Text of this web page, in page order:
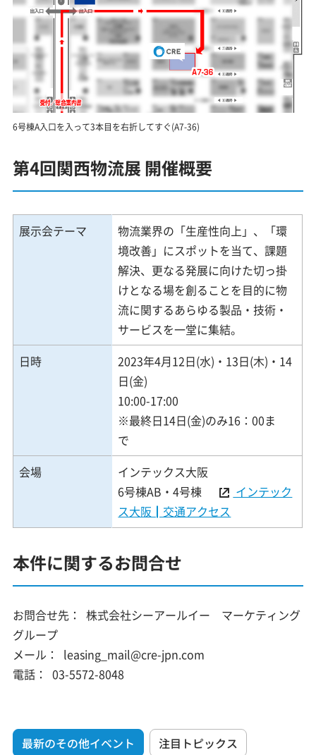
6号棟A入口を入って3本目を右折してすぐ(A7-36)
第4回関西物流展 開催概要
展示会テーマ
物流業界の「生産性向上」、「環
境改善」にスポットを当て、課題
解決、更なる発展に向けた切っ掛
けとなる場を創ることを目的に物
流に関するあらゆる製品・技術・
サービスを一堂に集結。
日時
2023年4月12日(水)・13日(木)・14
日(金)
10:00-17:00
※最終日14日(金)のみ16：00ま
で
会場
インテックス大阪
6号棟AB・4号棟
インテック
ス大阪┃交通アクセス
本件に関するお問合せ
お問合せ先：
株式会社シーアールイー マーケティング
グループ
メール：
leasing_mail@cre-jpn.com
電話：
03-5572-8048
最新のその他イベント 注目トピックス